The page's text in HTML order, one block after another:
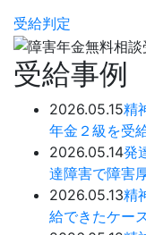
受給判定
受給事例
2026.05.15精
年金２級を受
2026.05.14発
達障害で障害
2026.05.13精
給できたケー